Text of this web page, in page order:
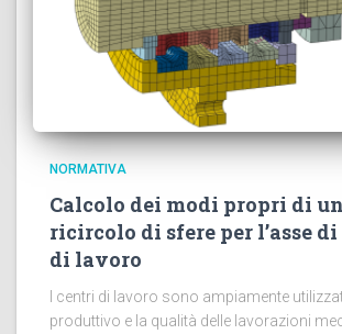
NORMATIVA
Calcolo dei modi propri di
ricircolo di sfere per l’asse
di lavoro
I centri di lavoro sono ampiamente
produttivo e la qualità delle lavorazioni